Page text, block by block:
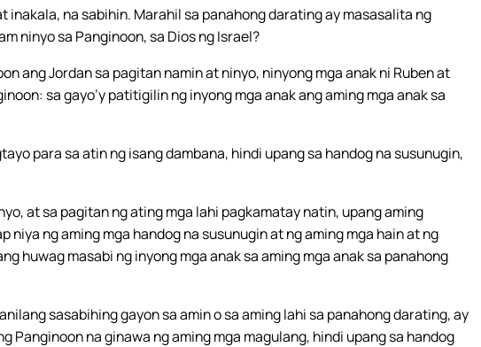
inakala, na sabihin. Marahil sa panahong darating ay masasalita ng
ninyo sa Panginoon, sa Dios ng Israel?
ang Jordan sa pagitan namin at ninyo, ninyong mga anak ni Ruben at
sa gayo’y patitigilin ng inyong mga anak ang aming mga anak sa
para sa atin ng isang dambana, hindi upang sa handog na susunugin,
at sa pagitan ng ating mga lahi pagkamatay natin, upang aming
niya ng aming mga handog na susunugin at ng aming mga hain at ng
huwag masabi ng inyong mga anak sa aming mga anak sa panahong
sasabihing gayon sa amin o sa aming lahi sa panahong darating, ay
Panginoon na ginawa ng aming mga magulang, hindi upang sa handog